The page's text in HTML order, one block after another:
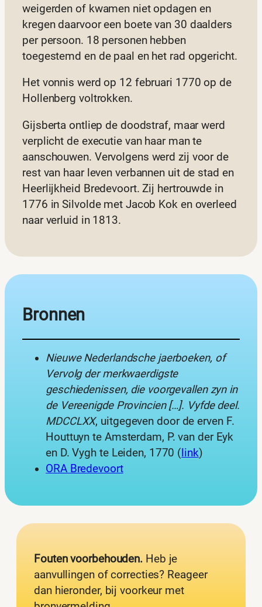
weigerden of kwamen niet opdagen en
kregen daarvoor een boete van 30 daalders
per persoon. 18 personen hebben
toegestemd en de paal en het rad opgericht.
Het vonnis werd op 12 februari 1770 op de
Hollenberg voltrokken.
Gijsberta ontliep de doodstraf, maar werd
verplicht de executie van haar man te
aanschouwen. Vervolgens werd zij voor de
rest van haar leven verbannen uit de stad en
Heerlijkheid Bredevoort. Zij hertrouwde in
1776 in Silvolde met Jacob Kok en overleed
naar verluid in 1813.
Bronnen
Nieuwe Nederlandsche jaerboeken, of
Vervolg der merkwaerdigste
geschiedenissen, die voorgevallen zyn in
de Vereenigde Provincien […]. Vyfde deel.
MDCCLXX, uitgegeven door de erven F.
Houttuyn te Amsterdam, P. van der Eyk
en D. Vygh te Leiden, 1770 ( link)
ORA Bredevoort
Fouten voorbehouden. Heb je
aanvullingen of correcties? Reageer
dan hieronder, bij voorkeur met